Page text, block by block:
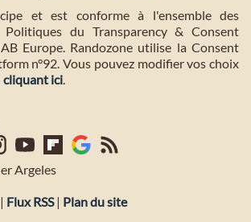
et est conforme à l'ensemble des
Politiques du Transparency & Consent
Europe. Randozone utilise la Consent
n°92. Vous pouvez modifier vos choix
cliquant ici.
Argeles
| Flux RSS| Plan du site